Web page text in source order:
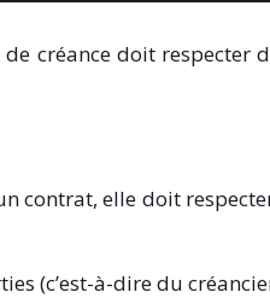
créance doit
contrat, elle doit
(c’est-à-dire du